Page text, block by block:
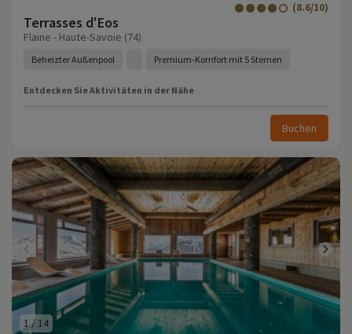
Terrasses d'Eos
(8.6/10)
Flaine - Haute-Savoie (74)
Beheizter Außenpool Premium-Komfort mit 5 Sternen
Entdecken Sie Aktivitäten in der Nähe
Buchen
1/ 14